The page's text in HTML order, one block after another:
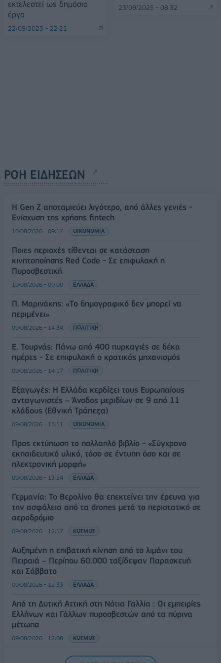
εκτελεστεί ως δημόσιο
έργο
22/09/2025 - 22:21
23/09/2025 - 08:32
ΡΟΗ ΕΙΔΗΣΕΩΝ
Η Gen Z αποταμιεύει λιγότερο, από άλλες γενιές -
Ενίσχυση της χρήσης fintech
10/08/2026 - 09:17 ΟΙΚΟΝΟΜΙΑ
Ποιες περιοχές τίθενται σε κατάσταση
κινητοποίησης Red Code - Σε επιφυλακή η
Πυροσβεστική
10/08/2026 - 09:00 ΕΛΛΑΔΑ
Π. Μαρινάκης: «Το δημογραφικό δεν μπορεί να
περιμένει»
09/08/2026 - 14:34 ΠΟΛΙΤΙΚΗ
Ε. Τουρνάς: Πάνω από 400 πυρκαγιές σε δέκα
ημέρες - Σε επιφυλακή ο κρατικός μηχανισμός
09/08/2026 - 14:17 ΠΟΛΙΤΙΚΗ
Εξαγωγές: Η Ελλάδα κερδίζει τους Ευρωπαίους
ανταγωνιστές – Άνοδος μεριδίων σε 9 από 11
κλάδους (Εθνική Τράπεζα)
09/08/2026 - 13:51 ΟΙΚΟΝΟΜΙΑ
Προς εκτύπωση το πολλαπλό βιβλίο - «Σύγχρονο
εκπαιδευτικό υλικό, τόσο σε έντυπη όσο και σε
ηλεκτρονική μορφή»
09/08/2026 - 13:24 ΕΛΛΑΔΑ
Γερμανία: Το Βερολίνο θα επεκτείνει την έρευνα για
την ασφάλεια από τα drones μετά το περιστατικό σε
αεροδρόμιο
09/08/2026 - 12:57 ΚΟΣΜΟΣ
Αυξημένη η επιβατική κίνηση από το λιμάνι του
Πειραιά – Περίπου 60.000 ταξίδεψαν Παρασκευή
και Σάββατο
09/08/2026 - 12:33 ΕΛΛΑΔΑ
Από τη Δυτική Αττική στη Νότια Γαλλία : Οι εμπειρίες
Ελλήνων και Γάλλων πυροσβεστών από τα πύρινα
μέτωπα
09/08/2026 - 12:08 ΚΟΣΜΟΣ
Δεύτερη πηγή εισοδήματος για τους επαγγελματίες